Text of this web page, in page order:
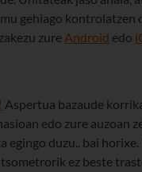
gehiago kontrolatzen
zure Android edo
Aspertua bazaude
edo zure auzoan
egingo duzu.. bai horixe.
ez beste